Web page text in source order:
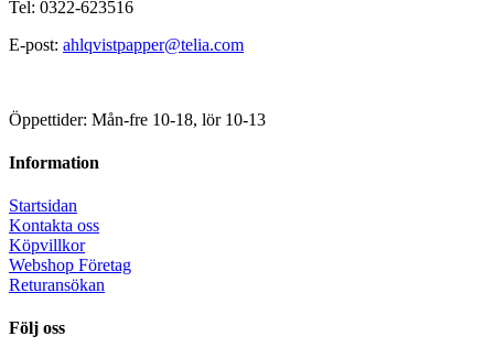
Tel: 0322-623516
E-post: ahlqvistpapper@telia.com
Öppettider: Mån-fre 10-18, lör 10-13
Information
Startsidan
Kontakta oss
Köpvillkor
Webshop Företag
Returansökan
Följ oss